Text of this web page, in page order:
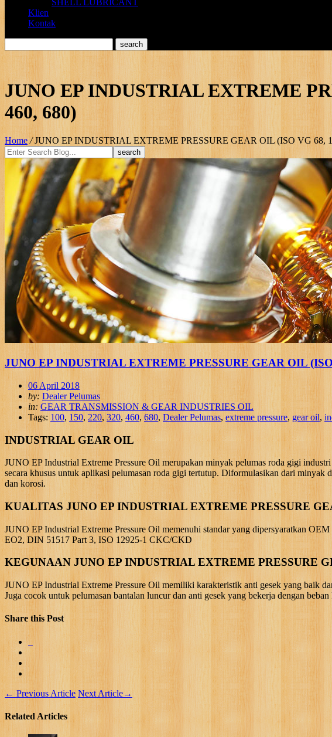
SHELL LUBRICANT
Klien
Kontak
JUNO EP INDUSTRIAL EXTREME
460, 680)
Home / JUNO EP INDUSTRIAL EXTREME PRESSURE GEAR OIL (ISO VG 68,
JUNO EP INDUSTRIAL EXTREME PRESSURE GEAR OIL (ISO
06 April 2018
by: Dealer Pelumas
in: GEAR TRANSMISSION & GEAR INDUSTRIES OIL
Tags: 100, 150, 220, 320, 460, 680, Dealer Pelumas, extreme pressure, gear oil,
INDUSTRIAL GEAR OIL
JUNO EP Industrial Extreme Pressure Oil merupakan minyak pelumas roda gigi
secara khusus untuk aplikasi pelumasan roda gigi tertutup. Diformulasikan dari minyak
dan korosi.
KUALITAS JUNO EP INDUSTRIAL EXTREME PRESSURE
JUNO EP Industrial Extreme Pressure Oil memenuhi standar yang dipersyaratkan
EO2, DIN 51517 Part 3, ISO 12925-1 CKC/CKD
KEGUNAAN JUNO EP INDUSTRIAL EXTREME PRESSURE
JUNO EP Industrial Extreme Pressure Oil memiliki karakteristik anti gesek yang baik
Juga cocok untuk pelumasan bantalan luncur dan anti gesek yang bekerja dengan beban
Share this Post
← Previous Article Next Article→
Related Articles